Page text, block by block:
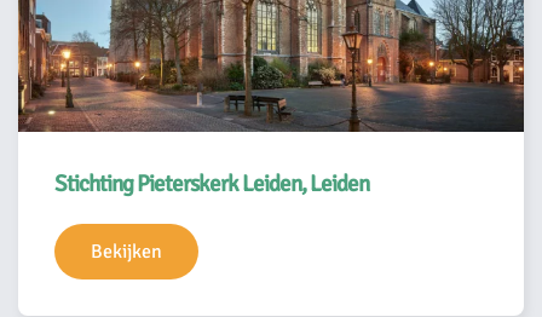
Stichting Pieterskerk Leiden, Leiden
Bekijken